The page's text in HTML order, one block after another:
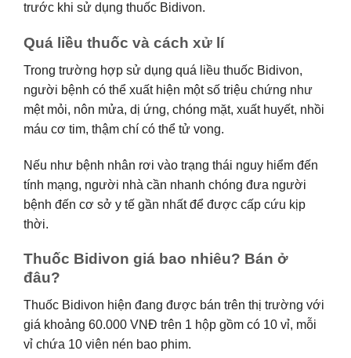
trước khi sử dụng thuốc Bidivon.
Quá liều thuốc và cách xử lí
Trong trường hợp sử dụng quá liều thuốc Bidivon,
người bệnh có thể xuất hiện một số triệu chứng như
mệt mỏi, nôn mửa, dị ứng, chóng mặt, xuất huyết, nhồi
máu cơ tim, thậm chí có thể tử vong.
Nếu như bệnh nhân rơi vào trạng thái nguy hiểm đến
tính mạng, người nhà cần nhanh chóng đưa người
bệnh đến cơ sở y tế gần nhất để được cấp cứu kịp
thời.
Thuốc Bidivon giá bao nhiêu? Bán ở
đâu?
Thuốc Bidivon hiện đang được bán trên thị trường với
giá khoảng 60.000 VNĐ trên 1 hộp gồm có 10 vỉ, mỗi
vỉ chứa 10 viên nén bao phim.